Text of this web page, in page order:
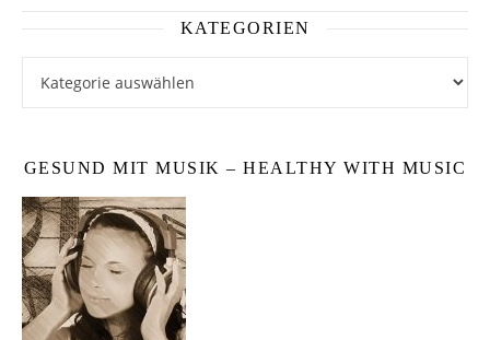
KATEGORIEN
GESUND MIT MUSIK – HEALTHY WITH MUSIC